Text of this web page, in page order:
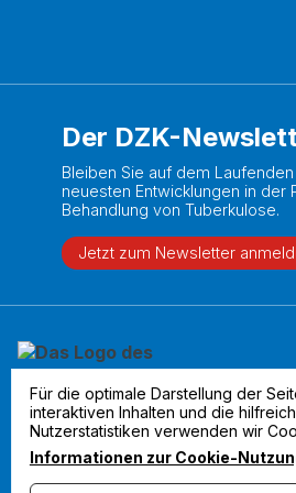
Der DZK-
Bleiben Sie auf dem
neuesten Entwicklungen in der
Behandlung von Tuberkulose.
Jetzt zum Newsletter
Für die optimale Darstellung der
interaktiven Inhalten und die
Nutzerstatistiken verwenden wir
Informationen zur Cookie-